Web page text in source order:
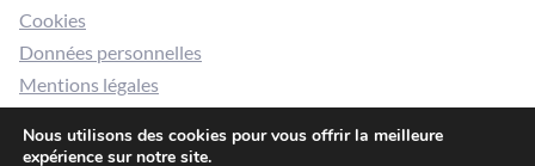
Cookies
Données personnelles
Mentions légales
Nous utilisons des cookies pour vous offrir la meilleure
expérience sur notre site.